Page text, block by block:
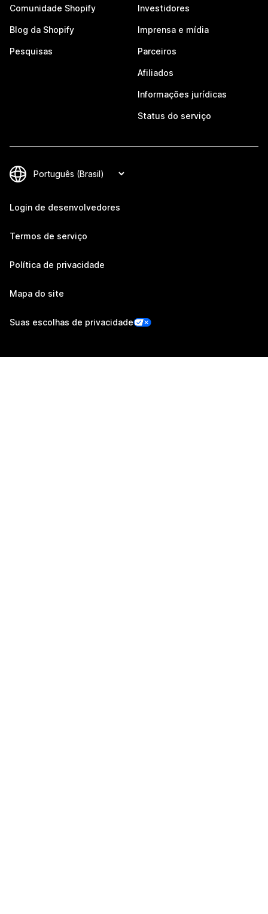
Comunidade Shopify
Blog da Shopify
Pesquisas
Investidores
Imprensa e mídia
Parceiros
Afiliados
Informações jurídicas
Status do serviço
Login de desenvolvedores
Termos de serviço
Política de privacidade
Mapa do site
Suas escolhas de privacidade